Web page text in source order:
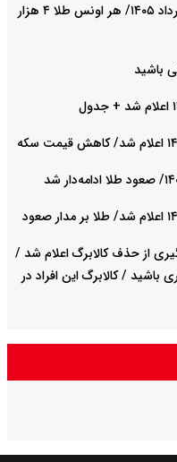
آخرین قیمت طلا و سکه امروز جمعه ۱۶ مرداد ۱۴۰۵/ هر اونس طلا ۴ هزار
باشید
از حذف کالابرگ اعلام شد /
باشید / کالابرگ این افراد در